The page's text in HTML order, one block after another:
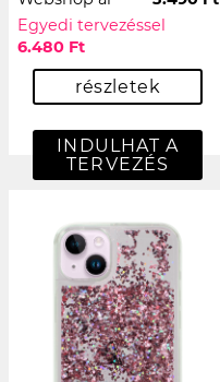
Egyedi tervezéssel
6.480 Ft
részletek
INDULHAT A
TERVEZÉS